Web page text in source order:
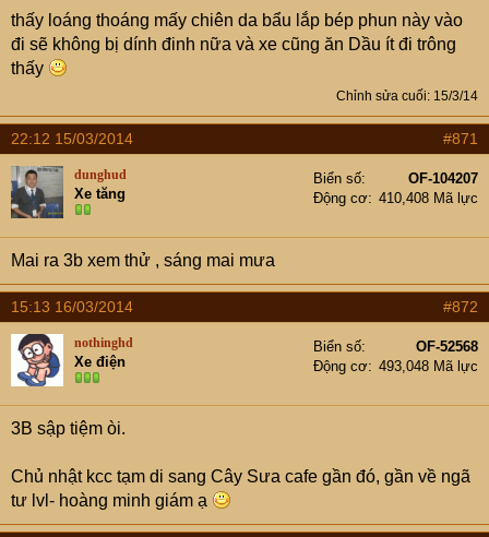
thấy loáng thoáng mấy chiên da bẩu lắp bép phun này vào
đi sẽ không bị dính đinh nữa và xe cũng ăn Dầu ít đi trông
thấy
Chỉnh sửa cuối: 15/3/14
22:12 15/03/2014 #871
dunghud
Xe tăng
Biển số
OF-104207
Động cơ
410,408 Mã lực
Mai ra 3b xem thử , sáng mai mưa
15:13 16/03/2014 #872
nothinghd
Xe điện
Biển số
OF-52568
Động cơ
493,048 Mã lực
3B sập tiệm òi.
Chủ nhật kcc tạm di sang Cây Sưa cafe gần đó, gần về ngã
tư lvl- hoàng minh giám ạ